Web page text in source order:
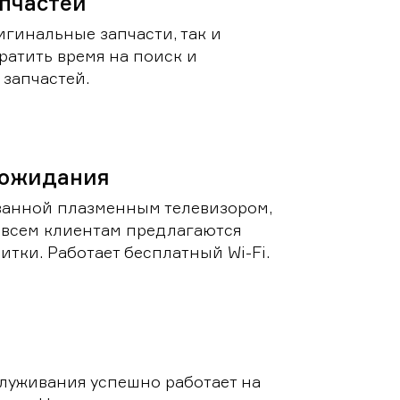
запчасти, так и
время на поиск и
плазменным телевизором,
клиентам предлагаются
Работает бесплатный Wi-Fi.
успешно работает на